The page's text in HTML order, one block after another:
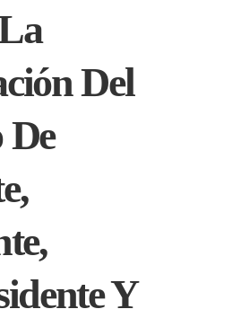
Del
De
Y